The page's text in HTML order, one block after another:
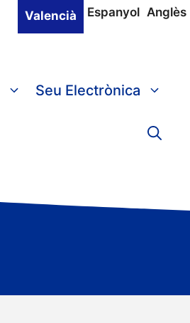
Valencià Espanyol Anglès
Seu Electrònica